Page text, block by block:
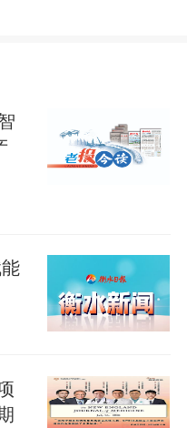
河北南部电网第
利用农村零散土
型，还将助力壮
兴注入新动能。
工新能源项目45
1至7月，新能源项
直接拉动全市固定
撑。